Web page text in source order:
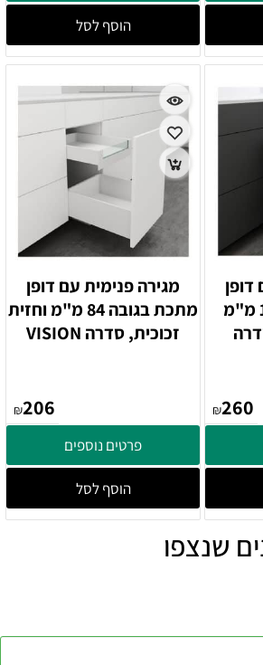
הוסף לסל
מתכת בגובה 167 מ"מ
₪260
מגירה פנימית עם דופן
מתכת בגובה 84 מ"מ וחזית
זכוכית, סדרה VISION
₪206
פרטים נוספים
הוסף לסל
שנצפו